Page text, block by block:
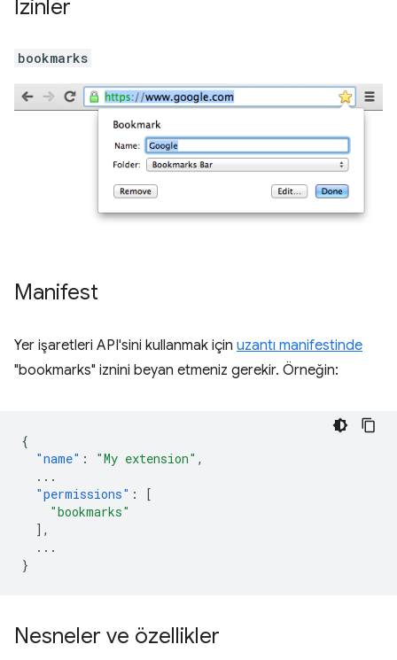
İzinler
bookmarks
Manifest
Yer işaretleri API'sini kullanmak için uzantı manifestinde
"bookmarks" iznini beyan etmeniz gerekir. Örneğin:
{
"name" : "My extension" ,
...
"permissions" :
[
"bookmarks"
],
...
}
Nesneler ve özellikler